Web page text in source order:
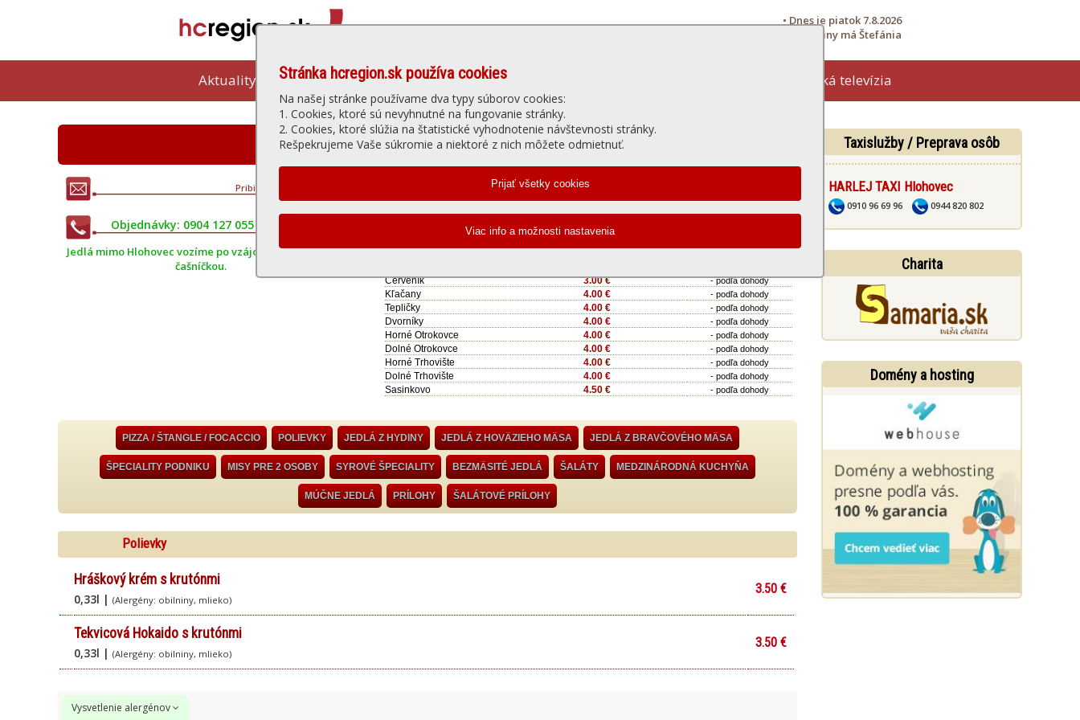
• Dnes je piatok 7.8.2026
• Meniny má Štefánia
Aktuality Kam vybehnúť Denné menu Hlohovská televízia
Stránka hcregion.sk používa cookies
Na našej stránke používame dva typy súborov cookies:
1. Cookies, ktoré sú nevyhnutné na fungovanie stránky.
2. Cookies, ktoré slúžia na štatistické vyhodnotenie návštevnosti stránky.
Rešpekrujeme Vaše súkromie a niektoré z nich môžete odmietnuť.
Reštaurácia JAŠTERKA - Jedálny lístok
Pribinova 17, Hlohovec
• Tel.: 0904 127 055
Objednávky: 0904 127 055 • 0944 154 114
Jedlá mimo Hlohovec vozíme po vzájomnej dohode s
čašníčkou.
Hlohovec ZDARMA - podľa dohody
2.00 €
(priemyselná zóna 1,00 €)
Červeník 3.00 € - podľa dohody
Kľačany 4.00 € - podľa dohody
Tepličky 4.00 € - podľa dohody
Dvorníky 4.00 € - podľa dohody
Horné Otrokovce 4.00 € - podľa dohody
Dolné Otrokovce 4.00 € - podľa dohody
Horné Trhovište 4.00 € - podľa dohody
Dolné Trhovište 4.00 € - podľa dohody
Sasinkovo 4.50 € - podľa dohody
PIZZA / ŠTANGLE / FOCACCIO POLIEVKY JEDLÁ Z HYDINY JEDLÁ Z HOVÄZIEHO MÄSA JEDLÁ Z BRAVČOVÉHO MÄSA
ŠPECIALITY PODNIKU MISY PRE 2 OSOBY SYROVÉ ŠPECIALITY BEZMÄSITÉ JEDLÁ ŠALÁTY MEDZINÁRODNÁ KUCHYŇA
MÚČNE JEDLÁ PRÍLOHY ŠALÁTOVÉ PRÍLOHY
Polievky
Hráškový krém s krutónmi
0,33l | (Alergény: obilniny, mlieko)
3.50 €
Tekvicová Hokaido s krutónmi
0,33l | (Alergény: obilniny, mlieko)
3.50 €
Vysvetlenie alergénov
Taxislužby / Preprava osôb
HARLEJ TAXI Hlohovec
0910 96 69 96 0944 820 802
Charita
Domény a hosting